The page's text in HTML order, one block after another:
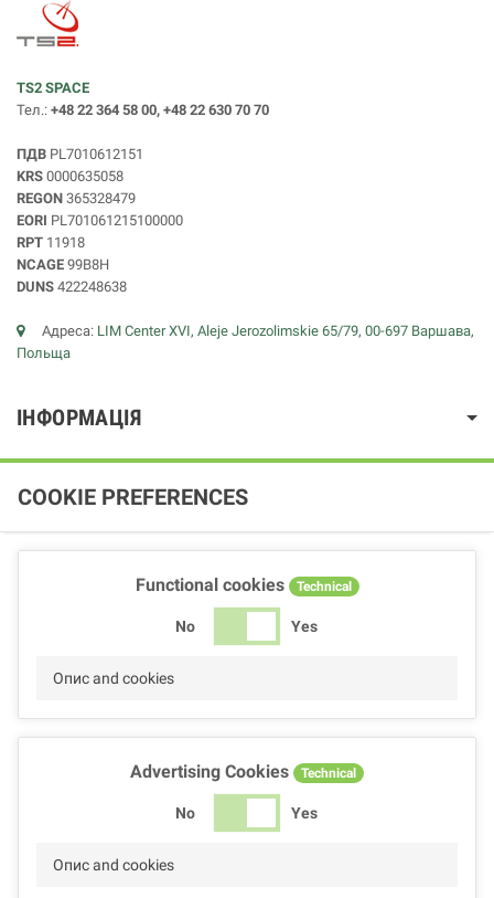
TS2 SPACE
Тел.: +48 22 364 58 00, +48 22 630 70 70
ПДВ PL7010612151
KRS 0000635058
REGON 365328479
EORI PL701061215100000
RPT 11918
NCAGE 99B8H
DUNS 422248638
Адреса: LIM Center XVI, Aleje Jerozolimskie 65/79, 00-697 Варшава,
Польща
ІНФОРМАЦІЯ
COOKIE PREFERENCES
Functional cookies Technical
No Yes
Опис and cookies
Advertising Cookies Technical
No Yes
Опис and cookies